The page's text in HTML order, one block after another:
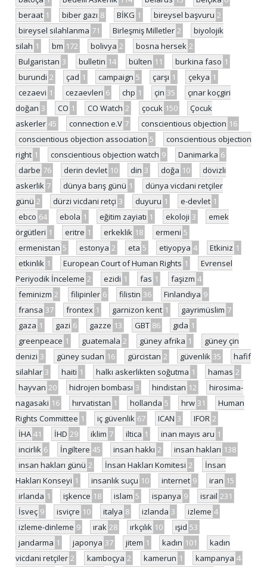
beraat 1 biber gazı 8 BİKG 1 bireysel başvuru 2
bireysel silahlanma 71 Birleşmiş Milletler 2
biyolojik
silah 1 bm 172 bolivya 2 bosna hersek 2
Bulgaristan 3 bulletin 14 bülten 11 burkina faso 1
burundi 2 çad 1 campaign 5 çarşı 1 çekya 1
cezaevi 1 cezaevleri 6 chp 1 çin 35
çınar koçgiri
doğan 3 CO 1 CO Watch 2 çocuk 150
Çocuk
askerler 45 connection e.V 7 conscientious objection 16
conscientious objection association 5
conscientious objection
right 1 conscientious objection watch 9 Danimarka 6
darbe 76 derin devlet 10 din 3 doğa 10
dövizli
askerlik 7 dünya barış günü 1
dünya vicdani retçiler
günü 2 dürzi vicdani retçi 3 duyuru 1 e-devlet 1
ebco 64 ebola 1 eğitim zayiatı 1 ekoloji 3
emek
örgütleri 1 eritre 1 erkeklik 18 ermeni 5
ermenistan 5 estonya 2 eta 5 etiyopya 4 Etkiniz 1
etkinlik 1 European Court of Human Rights 1
Evrensel
Periyodik İnceleme 2 ezidi 1 fas 1 faşizm 4
feminizm 2 filipinler 6 filistin 36 Finlandiya 9
fransa 37 frontex 1 garnizon kent 1 gayrimüslim 7
gaza 1 gazi 6 gazze 13 GBT 86 gıda 1
greenpeace 1 guatemala 2 güney afrika 1
güney çin
denizi 3 güney sudan 16 gürcistan 2 güvenlik 35
hafif
silahlar 3 haiti 1 halkı askerlikten soğutma 1 hamas 2
hayvan 20 hidrojen bombası 3 hindistan 12
hirosima-
nagasaki 16 hırvatistan 1 hollanda 5 hrw 31
Human
Rights Committee 1 iç güvenlik 67 ICAN 3 IFOR 2
İHA 41 İHD 29 iklim 7 iltica 1 inan mayıs aru 1
incirlik 6 İngiltere 45 insan hakkı 2 insan hakları 138
insan hakları günü 2 İnsan Hakları Komitesi 2
İnsan
Hakları Konseyi 1 insanlık suçu 10 internet 9 iran 15
irlanda 1 işkence 18 islam 5 ispanya 9 israil 231
İsveç 9 isviçre 10 italya 8 izlanda 3 izleme 4
izleme-dinleme 9 ırak 28 ırkçılık 10 ışid 53
jandarma 1 japonya 37 jitem 1 kadın 101
kadın
vicdani retçiler 2 kamboçya 2 kamerun 1 kampanya 4